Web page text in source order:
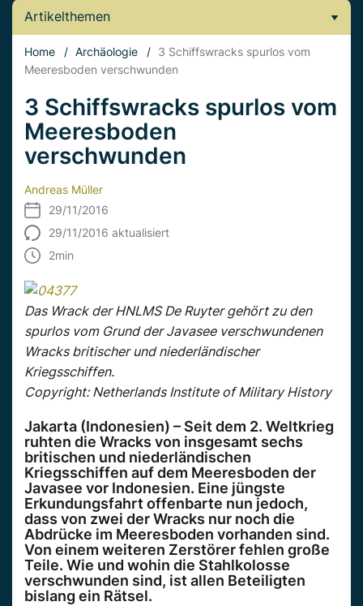
Artikelthemen
Home / Archäologie / 3 Schiffswracks spurlos vom
Meeresboden verschwunden
3 Schiffswracks spurlos vom
Meeresboden
verschwunden
Andreas Müller
29/11/2016
29/11/2016 aktualisiert
2min
Das Wrack der HNLMS De Ruyter gehört zu den
spurlos vom Grund der Javasee verschwundenen
Wracks britischer und niederländischer
Kriegsschiffen.
Copyright: Netherlands Institute of Military History
Jakarta (Indonesien) – Seit dem 2. Weltkrieg
ruhten die Wracks von insgesamt sechs
britischen und niederländischen
Kriegsschiffen auf dem Meeresboden der
Javasee vor Indonesien. Eine jüngste
Erkundungsfahrt offenbarte nun jedoch,
dass von zwei der Wracks nur noch die
Abdrücke im Meeresboden vorhanden sind.
Von einem weiteren Zerstörer fehlen große
Teile. Wie und wohin die Stahlkolosse
verschwunden sind, ist allen Beteiligten
bislang ein Rätsel.